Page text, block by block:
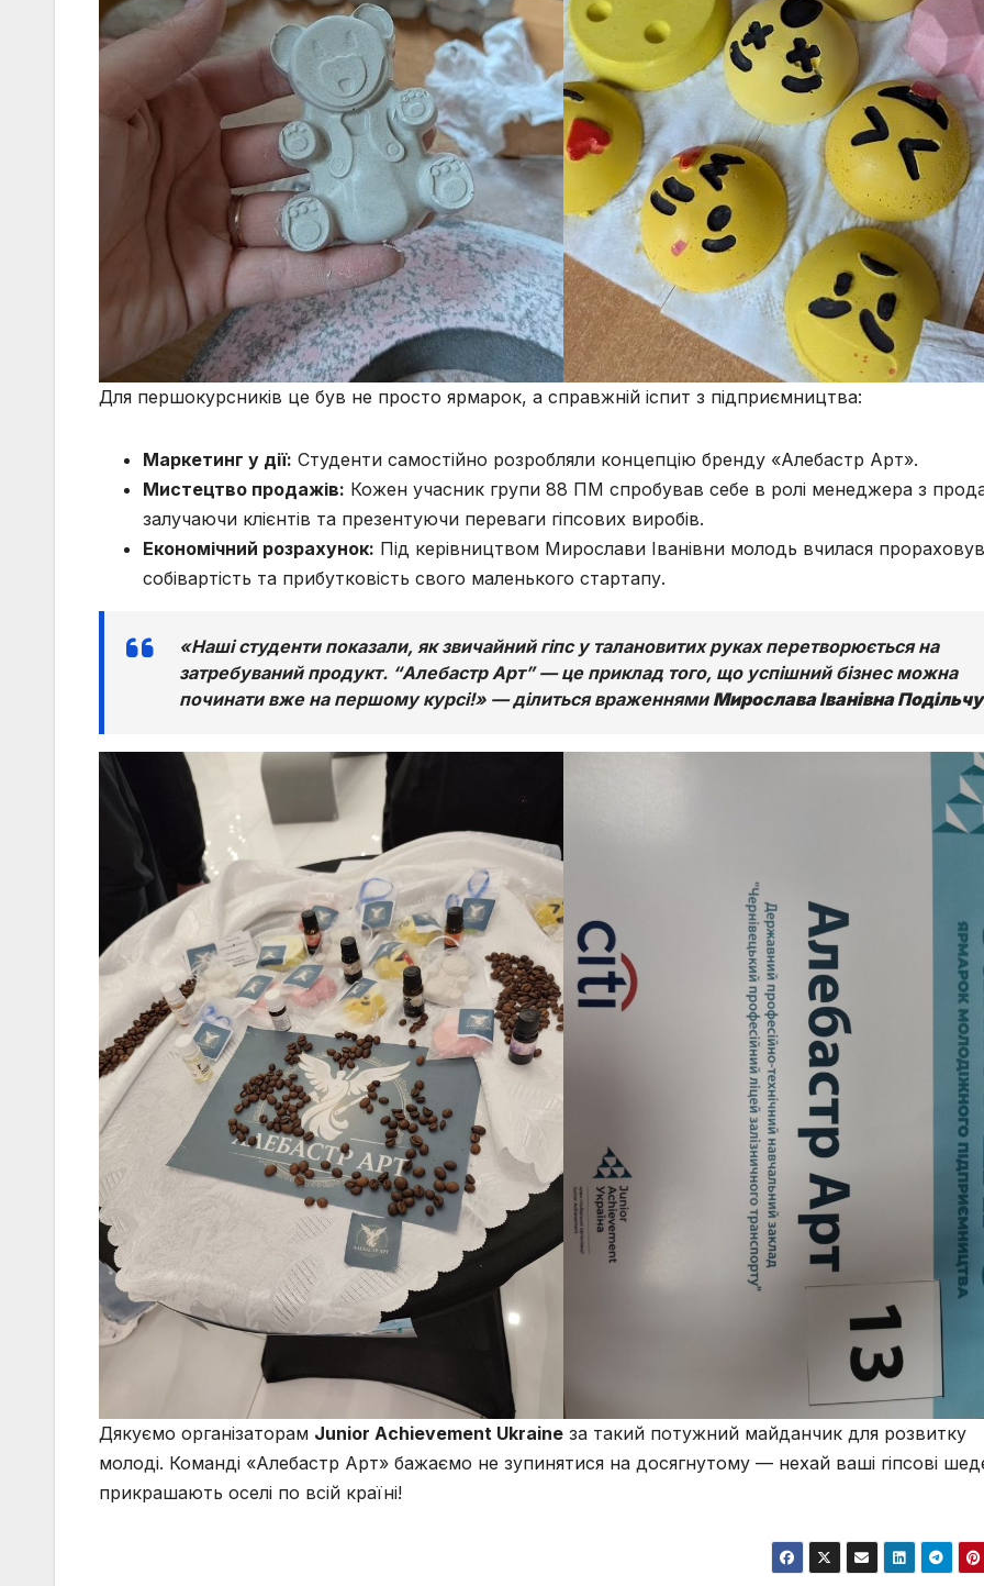
Для першокурсників це був не просто ярмарок, а справжній іспит з підприємництва:
Маркетинг у дії: Студенти самостійно розробляли концепцію бренду «Алебастр Арт».
Мистецтво продажів: Кожен учасник групи 88 ПМ спробував себе в ролі менеджера з
залучаючи клієнтів та презентуючи переваги гіпсових виробів.
Економічний розрахунок: Під керівництвом Мирослави Іванівни молодь вчилася
собівартість та прибутковість свого маленького стартапу.
«Наші студенти показали, як звичайний гіпс у талановитих руках перетворюється на
затребуваний продукт. “Алебастр Арт” — це приклад того, що успішний бізнес можна
починати вже на першому курсі!» — ділиться враженнями Мирослава Іванівна
Дякуємо організаторам Junior Achievement Ukraine за такий потужний майданчик для розвитку
молоді. Команді «Алебастр Арт» бажаємо не зупинятися на досягнутому — нехай ваші гіпсові
прикрашають оселі по всій країні!